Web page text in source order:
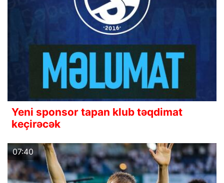
Yeni sponsor tapan klub təqdimat
keçirəcək
07:40